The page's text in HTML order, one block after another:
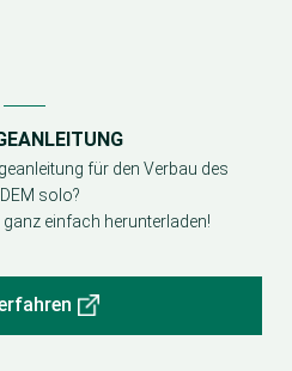
für den Verbau des
solo?
einfach herunterladen!